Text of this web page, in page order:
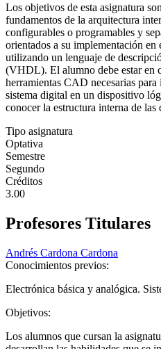
Los objetivos de esta asignatura
fundamentos de la arquitectura
configurables o programables y
orientados a su implementación
utilizando un lenguaje de
(VHDL). El alumno debe estar en
herramientas CAD necesarias
sistema digital en un dispositivo
conocer la estructura interna de
Tipo asignatura
Optativa
Semestre
Segundo
Créditos
3.00
Profesores Titulares
Andrés Cardona Cardona
Conocimientos previos:
Electrónica básica y analógica.
Objetivos:
Los alumnos que cursan la